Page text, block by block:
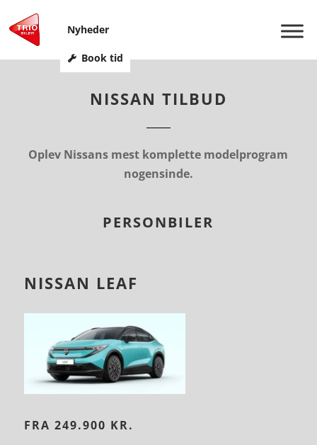
Nyheder
Book tid
NISSAN TILBUD
Oplev Nissans mest komplette modelprogram
nogensinde.
PERSONBILER
NISSAN LEAF
FRA 249.900 KR.